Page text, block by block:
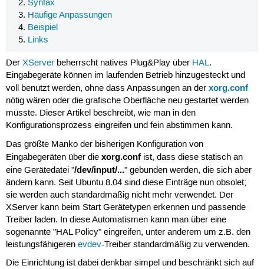
Syntax
Häufige Anpassungen
Beispiel
Links
Der XServerbeherrscht natives Plug&Play über HAL.
Eingabegeräte können im laufenden Betrieb hinzugesteckt und
voll benutzt werden, ohne dass Anpassungen an der xorg.conf
nötig wären oder die grafische Oberfläche neu gestartet werden
müsste. Dieser Artikel beschreibt, wie man in den
Konfigurationsprozess eingreifen und fein abstimmen kann.
Das größte Manko der bisherigen Konfiguration von
Eingabegeräten über die xorg.confist, dass diese statisch an
eine Gerätedatei "/dev/input/..." gebunden werden, die sich aber
ändern kann. Seit Ubuntu 8.04 sind diese Einträge nun obsolet;
sie werden auch standardmäßig nicht mehr verwendet. Der
XServer kann beim Start Gerätetypen erkennen und passende
Treiber laden. In diese Automatismen kann man über eine
sogenannte "HAL Policy" eingreifen, unter anderem um z.B. den
leistungsfähigeren evdev-Treiber standardmäßig zu verwenden.
Die Einrichtung ist dabei denkbar simpel und beschränkt sich auf